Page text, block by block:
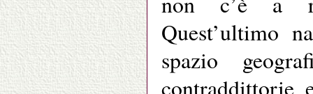
Quest’ultimo
spazio
contraddittorie